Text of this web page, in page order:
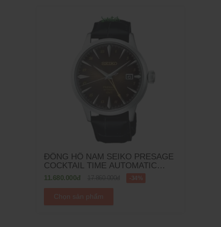
ĐỒNG HỒ NAM SEIKO PRESAGE
COCKTAIL TIME AUTOMATIC
SSK039J1 - 40.5MM
11.680.000đ -34%
Chọn sản phẩm